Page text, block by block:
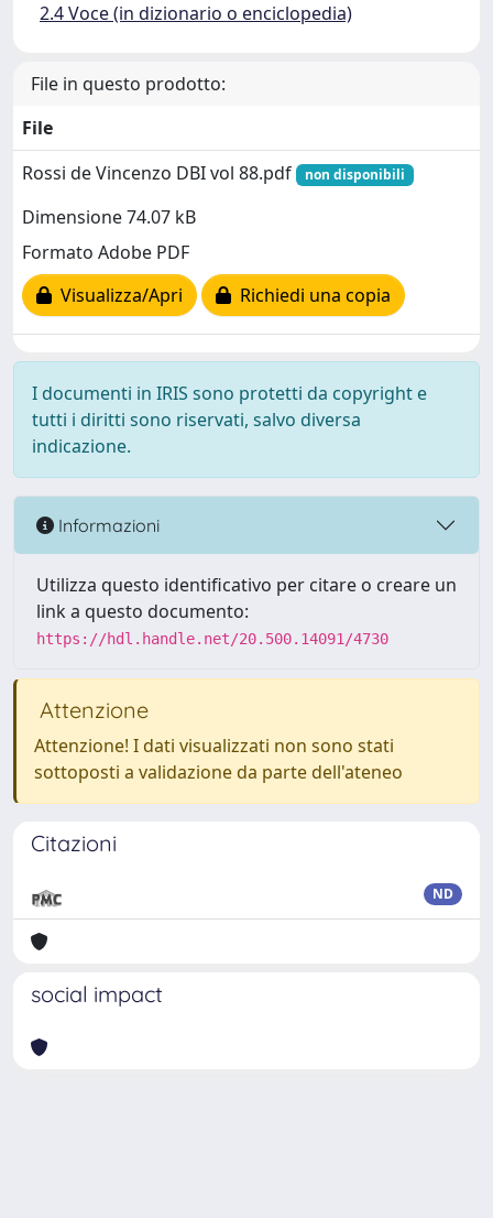
2.4 Voce (in dizionario o enciclopedia)
File in questo prodotto:
File
Rossi de Vincenzo DBI vol 88.pdf
non disponibili
Dimensione 74.07 kB
Formato Adobe PDF
Visualizza/Apri
Richiedi una copia
I documenti in IRIS sono protetti da copyright e
tutti i diritti sono riservati, salvo diversa
indicazione.
Informazioni
Utilizza questo identificativo per citare o creare un
link a questo documento:
https://hdl.handle.net/20.500.14091/4730
Attenzione
Attenzione! I dati visualizzati non sono stati
sottoposti a validazione da parte dell'ateneo
Citazioni
ND
social impact